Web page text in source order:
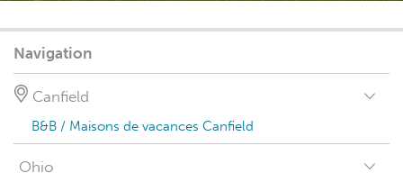
Navigation
Canfield
B&B / Maisons de vacances Canfield
Ohio